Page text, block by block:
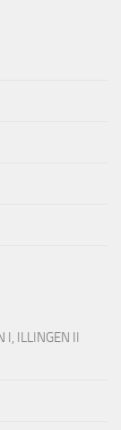
I, ILLINGEN II